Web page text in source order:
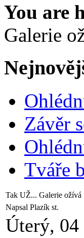
You are
Galerie
Závěr
Tváře
Tak UŽ... Galerie ožívá
Napsal Plazík st.
Úterý, 04